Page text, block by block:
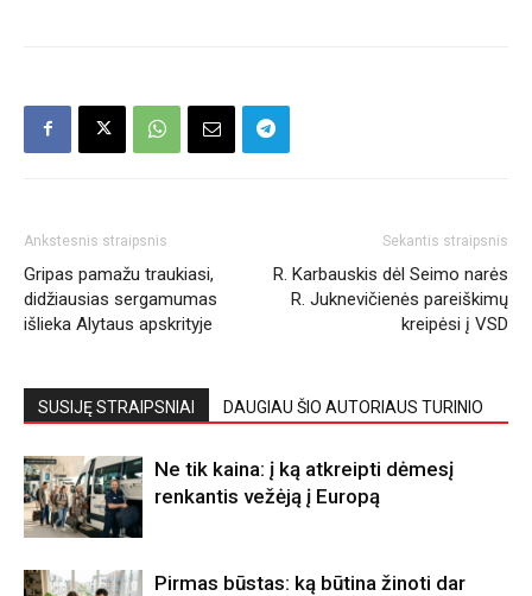
Ankstesnis straipsnis
Gripas pamažu traukiasi,
didžiausias sergamumas
išlieka Alytaus apskrityje
Sekantis straipsnis
R. Karbauskis dėl Seimo narės
R. Juknevičienės pareiškimų
kreipėsi į VSD
SUSIJĘ STRAIPSNIAI DAUGIAU ŠIO AUTORIAUS TURINIO
Ne tik kaina: į ką atkreipti dėmesį
renkantis vežėją į Europą
Pirmas būstas: ką būtina žinoti dar